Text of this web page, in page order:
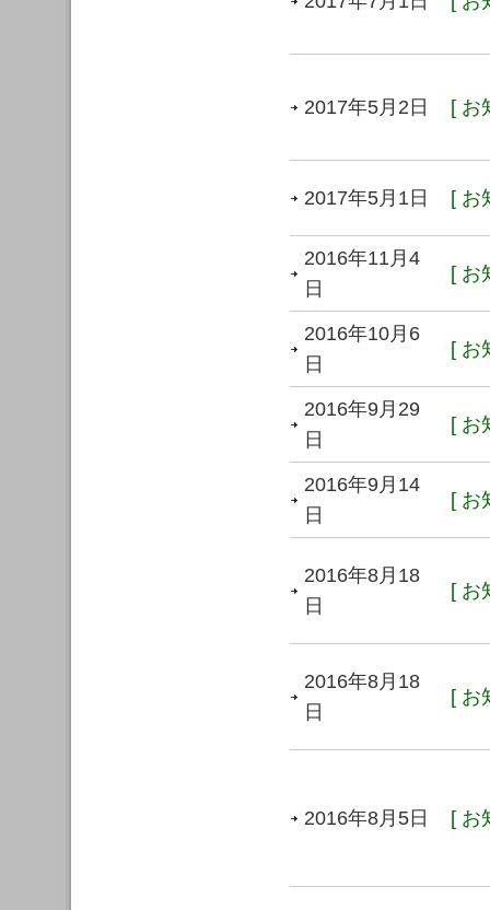
2017年5月2日 [ お
2017年5月1日 [ お
2016年11月4
日
[ お
2016年10月6
日
[ お
2016年9月29
日
[ お
2016年9月14
日
[ お
2016年8月18
日
[ お
2016年8月18
日
[ お
2016年8月5日 [ お